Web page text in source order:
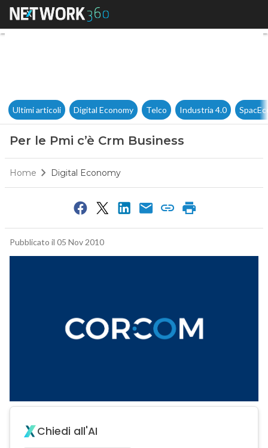
Per le Pmi c’è Crm Business
Ultimi articoli Digital Economy Telco Industria 4.0
Per le Pmi c’è Crm Business
Home Digital Economy
Pubblicato il 05 Nov 2010
Chiedi all'AI